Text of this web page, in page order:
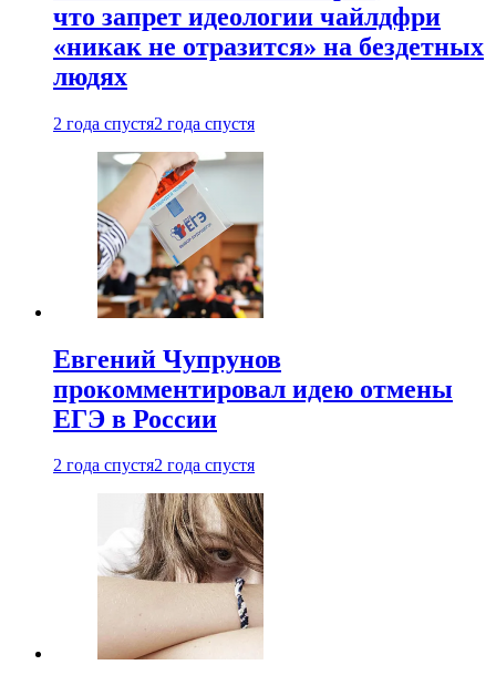
что запрет идеологии чайлдфри
«никак не отразится» на бездетных
людях
2 года спустя2 года спустя
Евгений Чупрунов
прокомментировал идею отмены
ЕГЭ в России
2 года спустя2 года спустя